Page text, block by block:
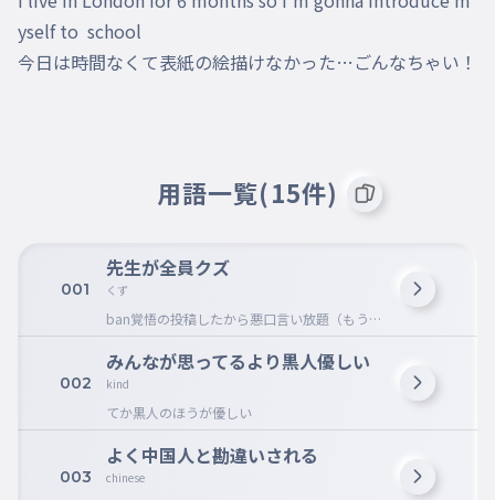
yself to  school
用語一覧(15件)
001
先生が全員クズ
くず
ban覚悟の投稿したから悪口言い放題（もうな
にしてもBAN確定w）
002
みんなが思ってるより黒人優しい
kind
てか黒人のほうが優しい
003
よく中国人と勘違いされる
chinese